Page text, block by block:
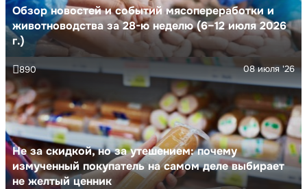
Обзор новостей и событий мясопереработки и
животноводства за 28-ю неделю (6–12 июля 2026
г.)
Не за скидкой, но за утешением: почему
измученный покупатель на самом деле выбирает
не желтый ценник
08 июля '26
890